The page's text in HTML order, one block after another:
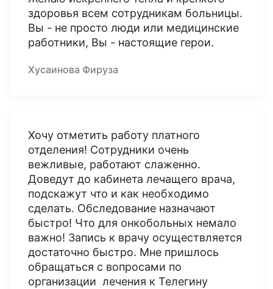
здоровья всем сотрудникам больницы.
Вы - не просто люди или медицинские
работники, Вы - настоящие герои.
Хусаинова Фируза
Хочу отметить работу платного
отделения! Сотрудники очень
вежливые, работают слаженно.
Доведут до кабинета лечащего врача,
подскажут что и как необходимо
сделать. Обследование назначают
быстро! Что для онкобольных немало
важно! Запись к врачу осуществляется
достаточно быстро. Мне пришлось
обращаться с вопросами по
организации лечения к Телегину